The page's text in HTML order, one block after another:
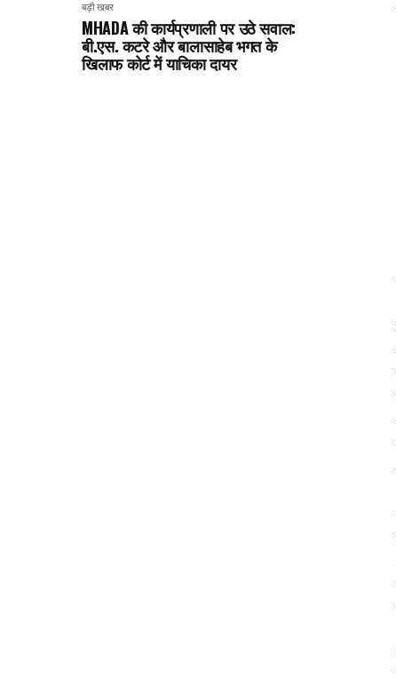
बड़ी खबर
MHADA की कार्यप्रणाली पर उठे सवाल:
बी.एस. कटरे और बालासाहेब भगत के
खिलाफ कोर्ट में याचिका दायर